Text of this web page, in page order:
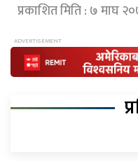
प्रकाशित मिति : ७ माघ